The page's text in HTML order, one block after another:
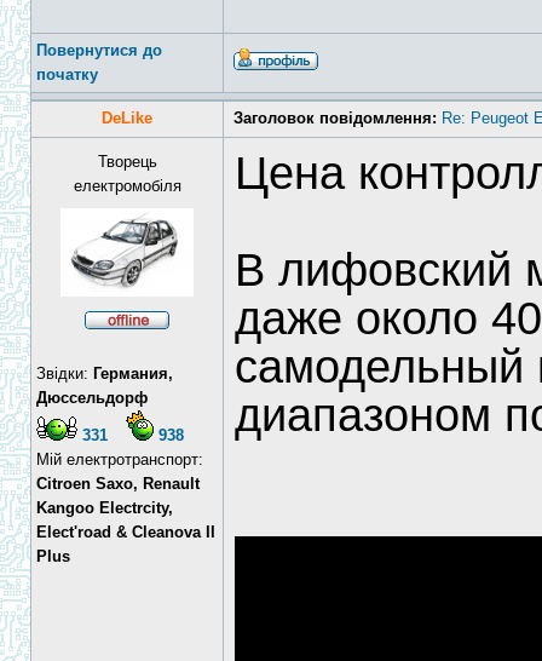
Повернутися до
початку
DeLike Заголовок повідомлення: Re: Peugeot
Творець
електромобіля
Звідки: Германия,
Дюссельдорф
331
938
Мій електротранспорт:
Citroen Saxo, Renault
Kangoo Electrcity,
Elect'road & Cleanova II
Plus
Цена
В лифовский
даже около
самодельный
диапазоном